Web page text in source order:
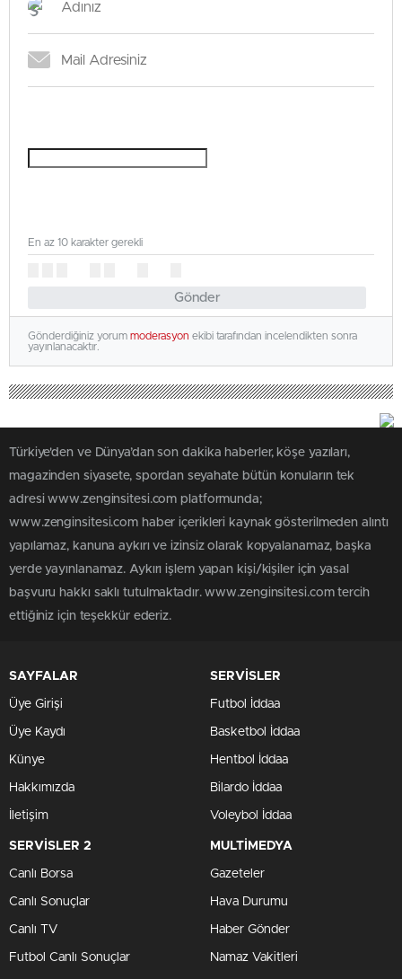
Gönder
En az 10 karakter gerekli
Gönderdiğiniz yorum moderasyon ekibi tarafından incelendikten sonra
yayınlanacaktır.
Türkiye'den ve Dünya’dan son dakika haberler, köşe yazıları,
magazinden siyasete, spordan seyahate bütün konuların tek
adresi www.zenginsitesi.com platformunda;
www.zenginsitesi.com haber içerikleri kaynak gösterilmeden alıntı
yapılamaz, kanuna aykırı ve izinsiz olarak kopyalanamaz, başka
yerde yayınlanamaz. Aykırı işlem yapan kişi/kişiler için yasal
başvuru hakkı saklı tutulmaktadır. www.zenginsitesi.com tercih
ettiğiniz için teşekkür ederiz.
SAYFALAR
Üye Girişi
Üye Kaydı
Künye
Hakkımızda
İletişim
SERVİSLER
Futbol İddaa
Basketbol İddaa
Hentbol İddaa
Bilardo İddaa
Voleybol İddaa
SERVİSLER 2
Canlı Borsa
Canlı Sonuçlar
Canlı TV
Futbol Canlı Sonuçlar
MULTİMEDYA
Gazeteler
Hava Durumu
Haber Gönder
Namaz Vakitleri